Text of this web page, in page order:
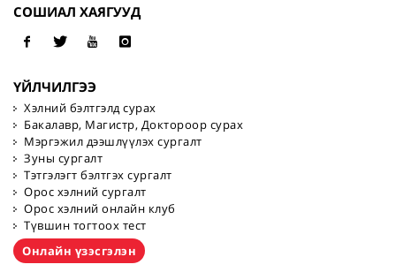
СОШИАЛ ХАЯГУУД
ҮЙЛЧИЛГЭЭ
Хэлний бэлтгэлд сурах
Бакалавр, Магистр, Доктороор сурах
Мэргэжил дээшлүүлэх сургалт
Зуны сургалт
Тэтгэлэгт бэлтгэх сургалт
Орос хэлний сургалт
Орос хэлний онлайн клуб
Түвшин тогтоох тест
Онлайн үзэсгэлэн